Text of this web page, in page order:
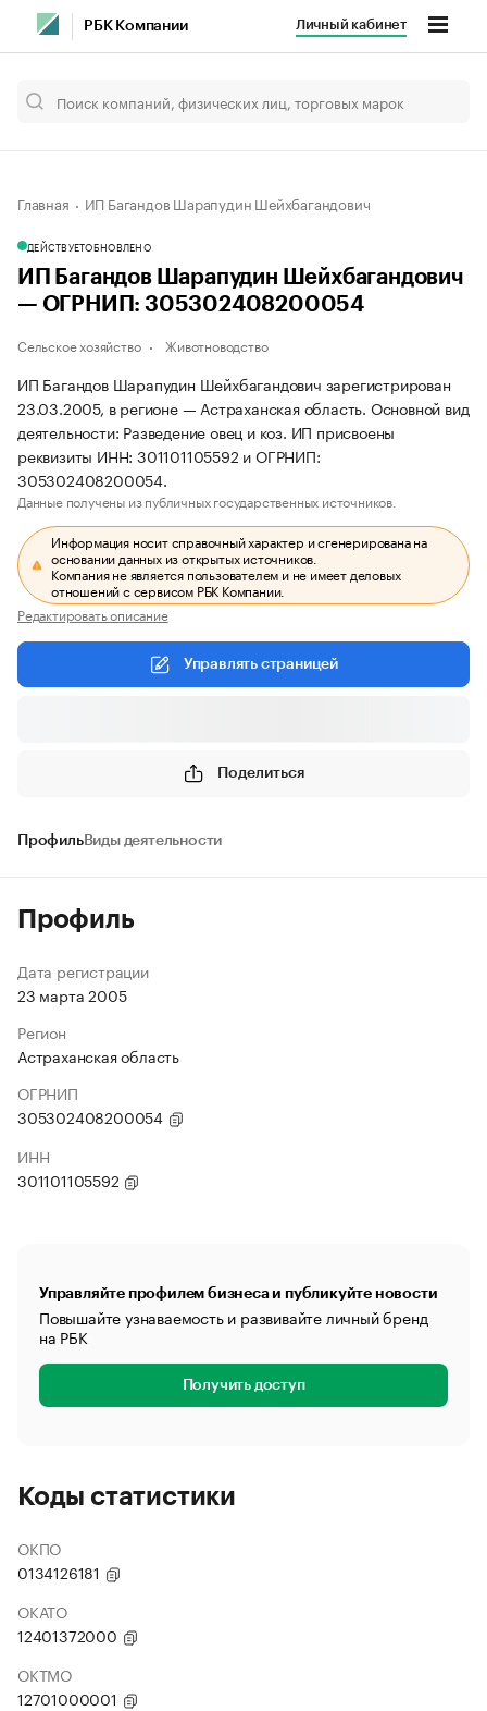
РБК Компании Личный кабинет
Главная ИП Багандов Шарапудин Шейхбагандович
ДЕЙСТВУЕТОБНОВЛЕНО
ИП Багандов Шарапудин Шейхбагандович
— ОГРНИП: 305302408200054
Сельское хозяйство Животноводство
ИП Багандов Шарапудин Шейхбагандович зарегистрирован
23.03.2005, в регионе — Астраханская область. Основной вид
деятельности: Разведение овец и коз. ИП присвоены
реквизиты ИНН: 301101105592 и ОГРНИП:
305302408200054.
Данные получены из публичных государственных источников.
Информация носит справочный характер и сгенерирована на
основании данных из открытых источников.
Компания не является пользователем и не имеет деловых
отношений с сервисом РБК Компании.
Редактировать описание
Управлять страницей
Поделиться
ПрофильВиды деятельности
Профиль
Дата регистрации
23 марта 2005
Регион
Астраханская область
ОГРНИП
305302408200054
ИНН
301101105592
Управляйте профилем бизнеса и публикуйте новости
Повышайте узнаваемость и развивайте личный бренд
на РБК
Получить доступ
Коды статистики
ОКПО
0134126181
ОКАТО
12401372000
ОКТМО
12701000001